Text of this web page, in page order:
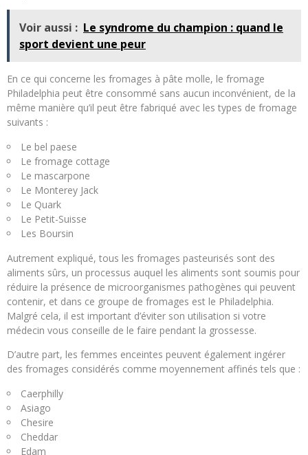
Voir aussi : Le syndrome du champion : quand le
sport devient une peur
En ce qui concerne les fromages à pâte molle, le fromage
Philadelphia peut être consommé sans aucun inconvénient, de la
même manière qu’il peut être fabriqué avec les types de fromage
suivants :
Le bel paese
Le fromage cottage
Le mascarpone
Le Monterey Jack
Le Quark
Le Petit-Suisse
Les Boursin
Autrement expliqué, tous les fromages pasteurisés sont des
aliments sûrs, un processus auquel les aliments sont soumis pour
réduire la présence de microorganismes pathogènes qui peuvent
contenir, et dans ce groupe de fromages est le Philadelphia.
Malgré cela, il est important d’éviter son utilisation si votre
médecin vous conseille de le faire pendant la grossesse.
D’autre part, les femmes enceintes peuvent également ingérer
des fromages considérés comme moyennement affinés tels que :
Caerphilly
Asiago
Chesire
Cheddar
Edam